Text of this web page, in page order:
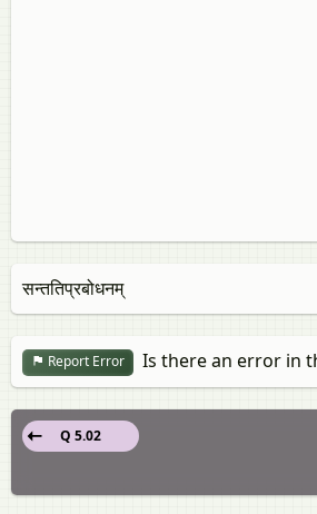
सन्ततिप्रबोधनम्
Report Error Is there an error in
Q 5.02